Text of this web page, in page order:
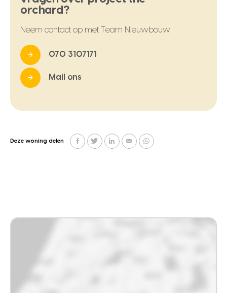
orchard?
Neem contact op met Team Nieuwbouw
070 3107171
Mail ons
Deze woning delen